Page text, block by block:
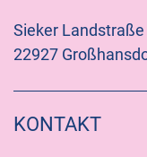
Sieker
22927
KONTAKT